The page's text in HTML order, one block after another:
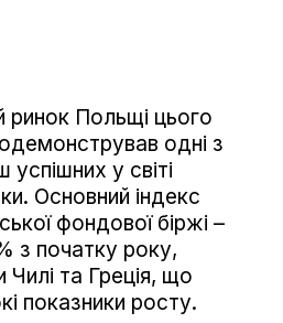
ринок Польщі цього
одні з
успішних у світі
Основний індекс
фондової біржі –
з початку року,
та Греція, що
показники росту.